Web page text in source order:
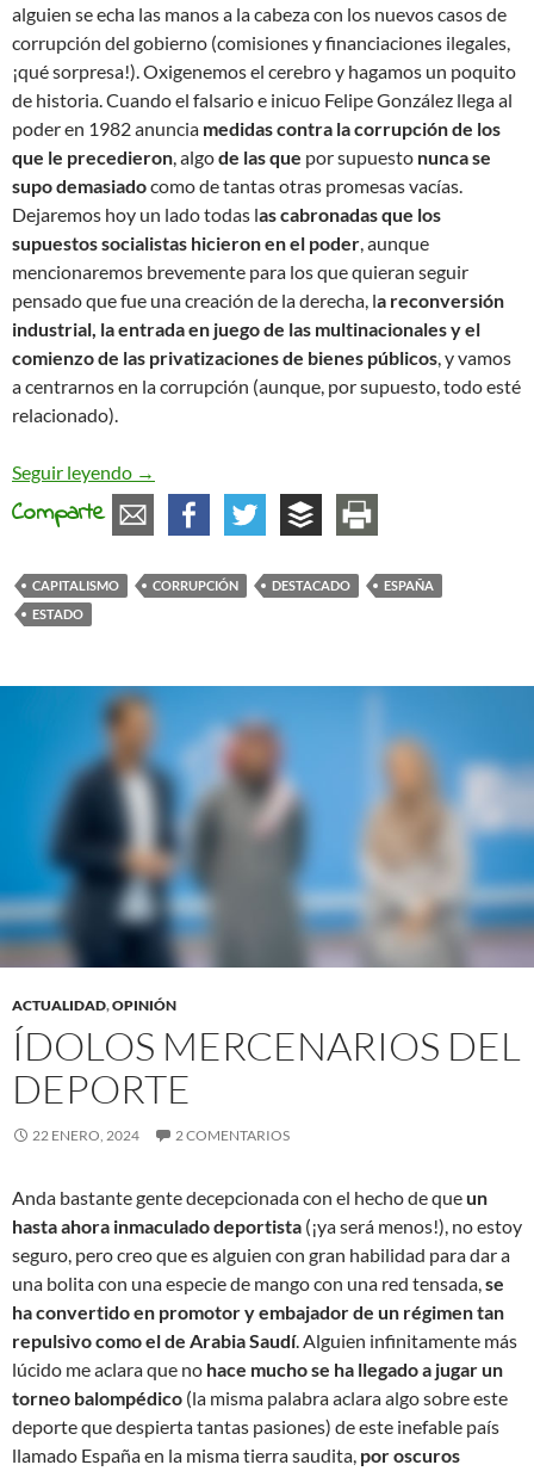
alguien se echa las manos a la cabeza con los nuevos casos de
corrupción del gobierno (comisiones y financiaciones ilegales,
¡qué sorpresa!). Oxigenemos el cerebro y hagamos un poquito
de historia. Cuando el falsario e inicuo Felipe González llega al
poder en 1982 anuncia medidas contra la corrupción de los
que le precedieron, algode las que por supuesto nunca se
supo demasiadocomo de tantas otras promesas vacías.
Dejaremos hoy un lado todas las cabronadas que los
supuestos socialistas hicieron en el poder, aunque
mencionaremos brevemente para los que quieran seguir
pensado que fue una creación de la derecha, la reconversión
industrial, la entrada en juego de las multinacionales y el
comienzo de las privatizaciones de bienes públicos, y vamos
a centrarnos en la corrupción (aunque, por supuesto, todo esté
relacionado).
Seguir leyendo ¿Nuevos casos de corrupción? ¡Qué extraño!
→
Comparte
CAPITALISMO CORRUPCIÓN DESTACADO
ESPAÑA
ESTADO
ACTUALIDAD,OPINIÓN
ÍDOLOS MERCENARIOS DEL
DEPORTE
22 ENERO, 2024 2 COMENTARIOS
Anda bastante gente decepcionada con el hecho de queun
hasta ahora inmaculado deportista (¡ya será menos!), no estoy
seguro, pero creo que es alguien con gran habilidad para dar a
una bolita con una especie de mango con una red tensada,se
ha convertido en promotor y embajador de un régimen tan
repulsivo como el de Arabia Saudí. Alguien infinitamente más
lúcido me aclara que no hace mucho se ha llegado a jugar un
torneo balompédico (la misma palabra aclara algo sobre este
deporte que despierta tantas pasiones) de este inefable país
llamado España en la misma tierra saudita, por oscuros